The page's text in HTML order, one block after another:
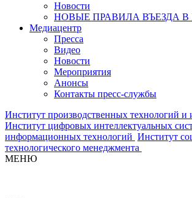
Новости
НОВЫЕ ПРАВИЛА ВЪЕЗДА В
Медиацентр
Пресса
Видео
Новости
Мероприятия
Анонсы
Контакты пресс-службы
Институт производственных технологий
Институт цифровых интеллектуальных
информационных технологий Институт
технологического менеджмента
МЕНЮ